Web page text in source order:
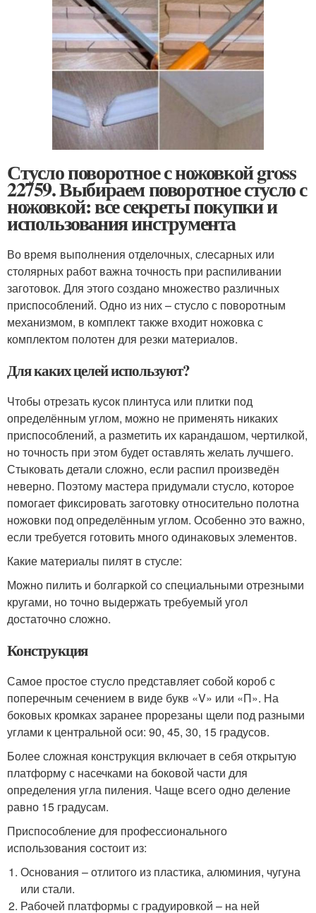
Стусло поворотное с ножовкой gross
22759. Выбираем поворотное стусло с
ножовкой: все секреты покупки и
использования инструмента
Во время выполнения отделочных, слесарных или
столярных работ важна точность при распиливании
заготовок. Для этого создано множество различных
приспособлений. Одно из них – стусло с поворотным
механизмом, в комплект также входит ножовка с
комплектом полотен для резки материалов.
Для каких целей используют?
Чтобы отрезать кусок плинтуса или плитки под
определённым углом, можно не применять никаких
приспособлений, а разметить их карандашом, чертилкой,
но точность при этом будет оставлять желать лучшего.
Стыковать детали сложно, если распил произведён
неверно. Поэтому мастера придумали стусло, которое
помогает фиксировать заготовку относительно полотна
ножовки под определённым углом. Особенно это важно,
если требуется готовить много одинаковых элементов.
Какие материалы пилят в стусле:
Можно пилить и болгаркой со специальными отрезными
кругами, но точно выдержать требуемый угол
достаточно сложно.
Конструкция
Самое простое стусло представляет собой короб с
поперечным сечением в виде букв «V» или «П». На
боковых кромках заранее прорезаны щели под разными
углами к центральной оси: 90, 45, 30, 15 градусов.
Более сложная конструкция включает в себя открытую
платформу с насечками на боковой части для
определения угла пиления. Чаще всего одно деление
равно 15 градусам.
Приспособление для профессионального
использования состоит из:
Основания – отлитого из пластика, алюминия, чугуна
или стали.
Рабочей платформы с градуировкой – на ней